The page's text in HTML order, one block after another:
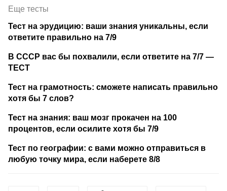
Еще тесты
Тест на эрудицию: ваши знания уникальны, если
ответите правильно на 7/9
В СССР вас бы похвалили, если ответите на 7/7 —
ТЕСТ
Тест на грамотность: сможете написать правильно
хотя бы 7 слов?
Тест на знания: ваш мозг прокачен на 100
процентов, если осилите хотя бы 7/9
Тест по географии: с вами можно отправиться в
любую точку мира, если наберете 8/8